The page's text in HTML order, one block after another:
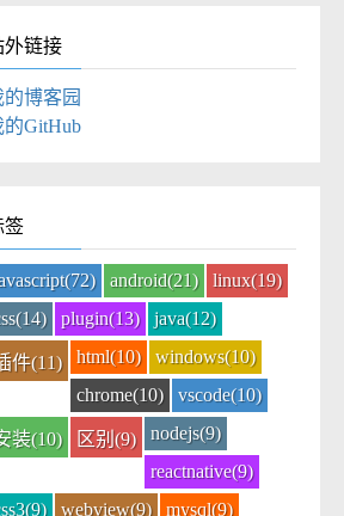
外链接
的博客园
的GitHub
签
android(21)
linux(19)
plugin(13) java(12)
件(11) html(10)
windows(10)
chrome(10)
vscode(10)
装(10) 区别(9)
nodejs(9)
reactnative(9)
webview(9)
mysql(9)